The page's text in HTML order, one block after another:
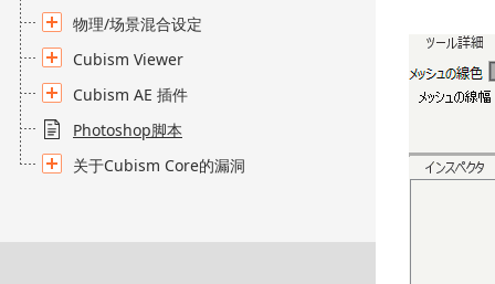
物理/场景混合设定
Cubism Viewer
Cubism AE 插件
Photoshop脚本
关于Cubism Core的漏洞